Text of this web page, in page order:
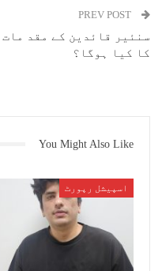
ممبئی : بالاجی اسپتال کے چیٹر
کارنامہ سامنے آیا ہے ۔ اسپتال
پر لوٹنے کے لئے ممبئی کے خاص
مسلمان رہتے ہیں وہاں یہ مفت
تاکہ سادہ لوح افراد مفت سمجھ
سنئیر قائدین کے مقد مات
کا کیا ہوگا؟
You Might Also Like
اسپیشل رپورٹ